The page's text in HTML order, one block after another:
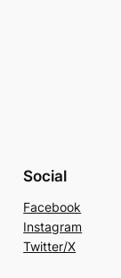
Social
Facebook
Instagram
Twitter/X